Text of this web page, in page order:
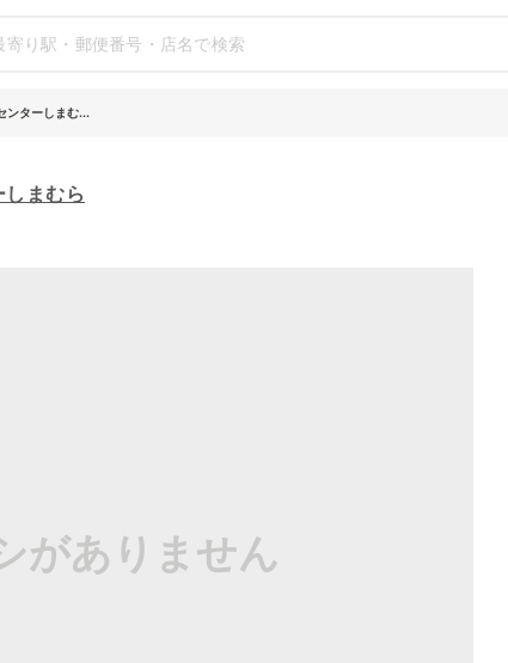
ンターしまむ...
まむら
がありません